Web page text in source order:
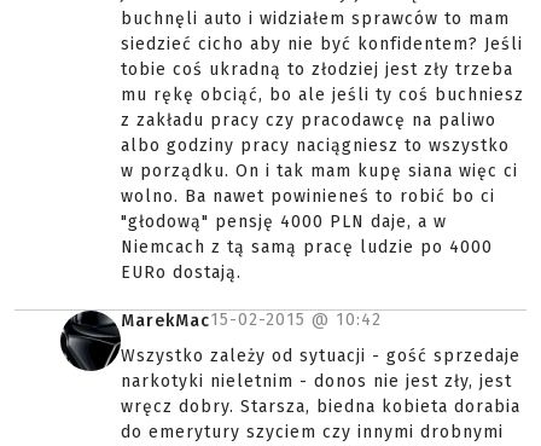
buchnęli auto i widziałem sprawców to mam
siedzieć cicho aby nie być konfidentem? Jeśli
tobie coś ukradną to złodziej jest zły trzeba
mu rękę obciąć, bo ale jeśli ty coś buchniesz
z zakładu pracy czy pracodawcę na paliwo
albo godziny pracy naciągniesz to wszystko
w porządku. On i tak mam kupę siana więc ci
wolno. Ba nawet powinieneś to robić bo ci
"głodową" pensję 4000 PLN daje, a w
Niemcach z tą samą pracę ludzie po 4000
EURo dostają.
MarekMac15-02-2015 @ 10:42
Wszystko zależy od sytuacji - gość sprzedaje
narkotyki nieletnim - donos nie jest zły, jest
wręcz dobry. Starsza, biedna kobieta dorabia
do emerytury szyciem czy innymi drobnymi